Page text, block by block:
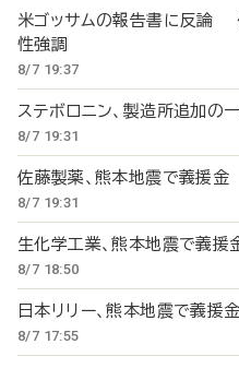
米ゴッサムの報告書に反論
性強調
8/7 19:37
ステボロニン、製造所追加
8/7 19:31
佐藤製薬、熊本地震で義援
8/7 19:31
生化学工業、熊本地震で義
8/7 18:50
日本リリー、熊本地震で義
8/7 17:55